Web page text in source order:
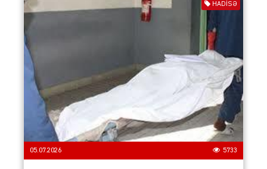
HADISƏ
05.07.2026 5733